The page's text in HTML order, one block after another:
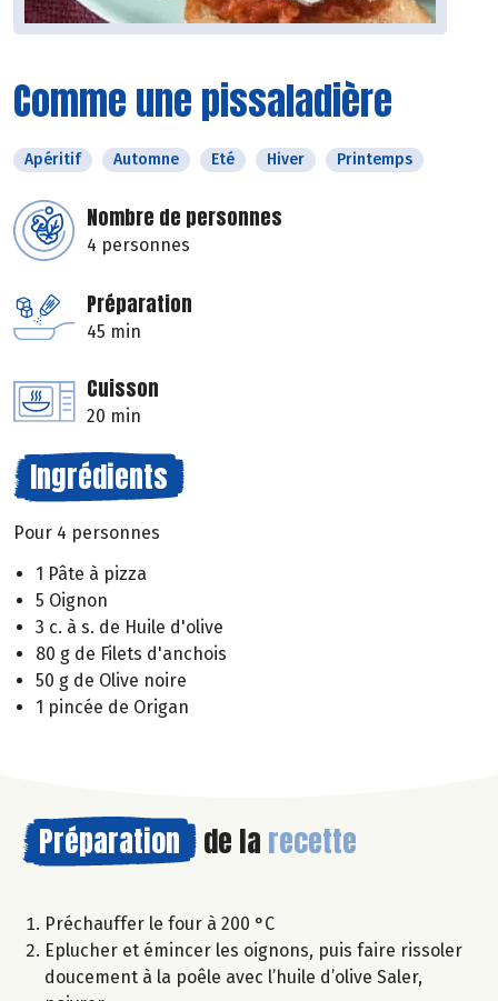
Comme une pissaladière
Apéritif Automne Eté Hiver Printemps
Nombre de personnes
4 personnes
Préparation
45 min
Cuisson
20 min
Ingrédients
Pour 4 personnes
1 Pâte à pizza
5 Oignon
3 c. à s. de Huile d'olive
80 g de Filets d'anchois
50 g de Olive noire
1 pincée de Origan
Préparation de la recette
Préchauffer le four à 200 °C
Eplucher et émincer les oignons, puis faire rissoler
doucement à la poêle avec l’huile d’olive Saler,